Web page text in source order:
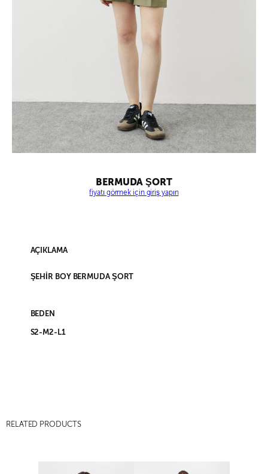
BERMUDA ŞORT
fiyatı görmek için giriş yapın
AÇIKLAMA
ŞEHİR BOY BERMUDA ŞORT
BEDEN
S2-M2-L1
RELATED PRODUCTS